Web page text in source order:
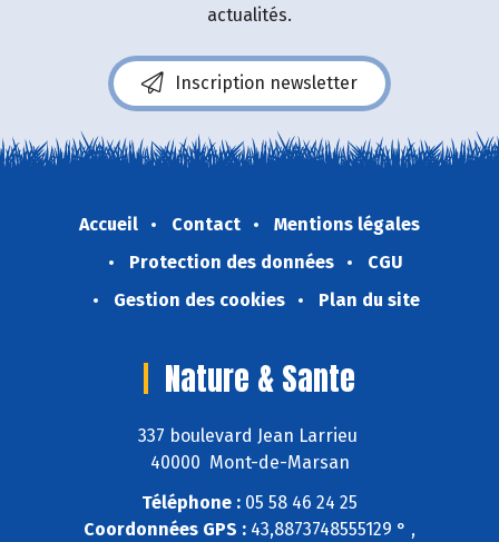
actualités.
Inscription newsletter
Accueil Contact
Mentions légales
Protection des données
CGU
Gestion des cookies
Plan du site
Nature & Sante
337 boulevard Jean Larrieu
40000 Mont-de-Marsan
Téléphone : 05 58 46 24 25
Coordonnées GPS : 43,8873748555129 ° ,